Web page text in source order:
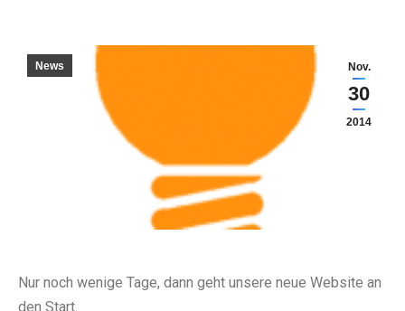
Nov.
30
2014
News
Nur noch wenige Tage, dann geht unsere neue Website an
den Start.